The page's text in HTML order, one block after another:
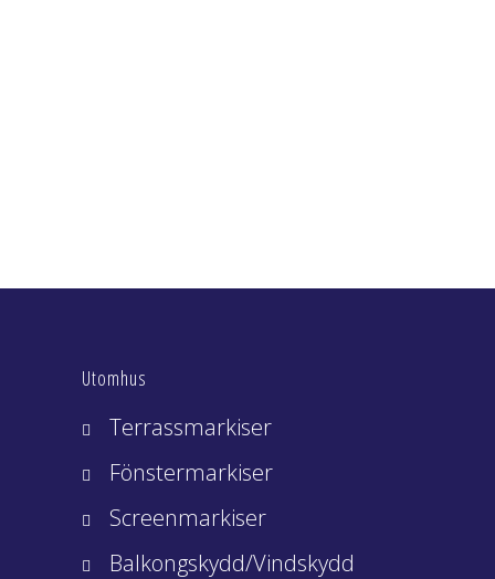
Utomhus
Terrassmarkiser
Fönstermarkiser
Screenmarkiser
Balkongskydd/Vindskydd